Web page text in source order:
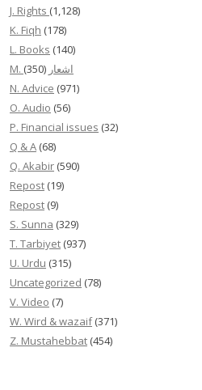
J. Rights (1,128)
K. Fiqh (178)
L. Books (140)
M. اشعار (350)
N. Advice (971)
O. Audio (56)
P. Financial issues (32)
Q & A (68)
Q. Akabir (590)
Repost (19)
Repost (9)
S. Sunna (329)
T. Tarbiyet (937)
U. Urdu (315)
Uncategorized (78)
V. Video (7)
W. Wird & wazaif(371)
Z. Mustahebbat (454)